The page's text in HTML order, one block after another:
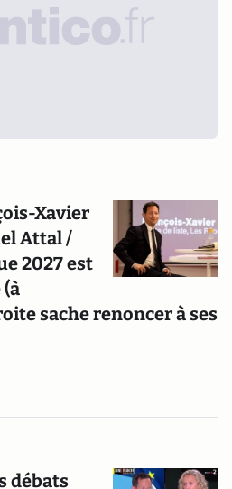
Xavier
Attal /
2027 est
sache renoncer à ses
débats